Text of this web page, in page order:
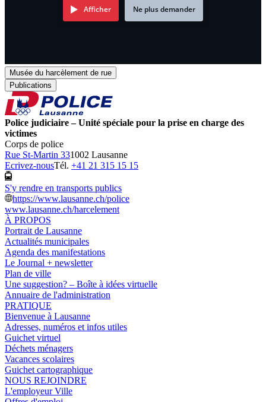
Afficher Ne plus demander
Musée du harcèlement de rue
Publications
Police judiciaire – Unité spéciale pour la prise en charge des
victimes
Corps de police
Rue St-Martin 331002 Lausanne
Ecrivez-nousTél. +41 21 315 15 15
S'y rendre en transports publics
https://www.lausanne.ch/police
www.lausanne.ch/harcelement
À PROPOS
Portrait de Lausanne
Actualités municipales
Agenda des manifestations
Le Journal + newsletter
Plan de ville
Une suggestion? – Boîte à idées virtuelle
Annuaire de l'administration
PRATIQUE
Bienvenue à Lausanne
Adresses, numéros et infos utiles
Guichet virtuel
Déchets ménagers
Vacances scolaires
Guichet cartographique
NOUS REJOINDRE
L'employeur Ville